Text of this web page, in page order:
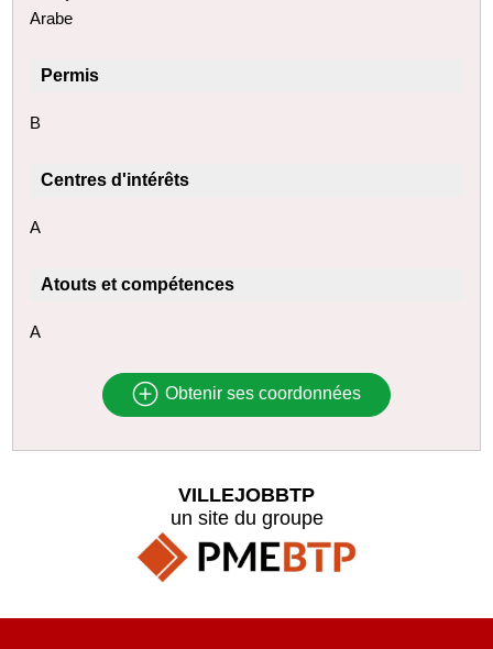
Arabe
Permis
B
Centres d'intérêts
A
Atouts et compétences
A
Obtenir ses coordonnées
VILLEJOBBTP
un site du groupe